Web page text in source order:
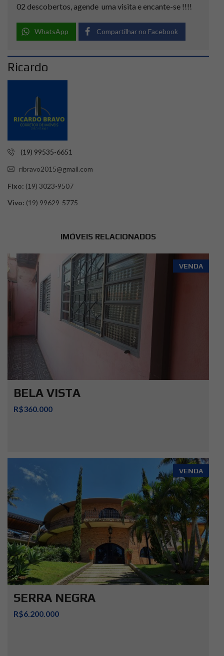
02 descobertos, agende uma visita e encante-se !!!!
WhatsApp Compartilhar no Facebook
Ricardo
(19) 99535-6651
ribravo2015@gmail.com
Fixo: (19) 3023-9507
Vivo: (19) 99629-5775
IMÓVEIS RELACIONADOS
VENDA
BELA VISTA
R$360.000
VENDA
SERRA NEGRA
R$6.200.000